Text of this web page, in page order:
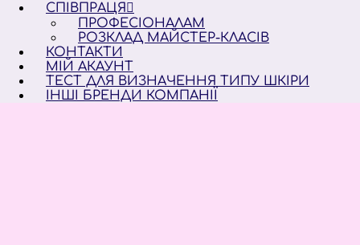
СПІВПРАЦЯ
ПРОФЕСІОНАЛАМ
РОЗКЛАД МАЙСТЕР-КЛАСІВ
КОНТАКТИ
МІЙ АКАУНТ
ТЕСТ ДЛЯ ВИЗНАЧЕННЯ ТИПУ ШКІРИ
ІНШІ БРЕНДИ КОМПАНІЇ